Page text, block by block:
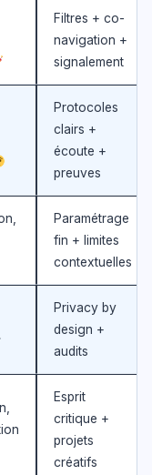
Filtres + co-
navigation +
signalement
Protocoles
clairs +
écoute +
preuves
Paramétrage
fin + limites
contextuelles
Privacy by
design +
audits
Esprit
critique +
projets
créatifs